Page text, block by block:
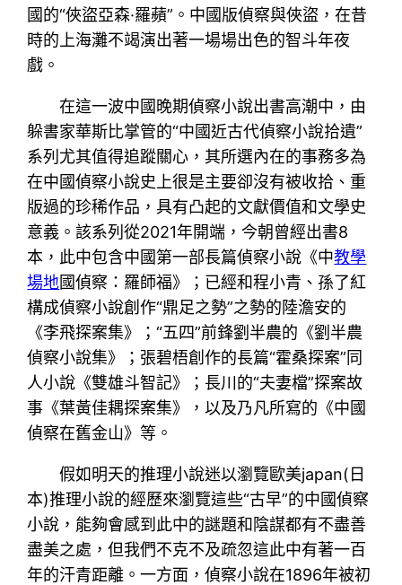
國的“俠盜亞森·羅蘋”。中國版偵察與俠盜，在昔
時的上海灘不竭演出著一場場出色的智斗年夜
戲。
在這一波中國晚期偵察小說出書高潮中，由
躲書家華斯比掌管的“中國近古代偵察小說拾遺”
系列尤其值得追蹤關心，其所選內在的事務多為
在中國偵察小說史上很是主要卻沒有被收拾、重
版過的珍稀作品，具有凸起的文獻價值和文學史
意義。該系列從2021年開端，今朝曾經出書8
本，此中包含中國第一部長篇偵察小說《中教學
場地國偵察：羅師福》；已經和程小青、孫了紅
構成偵察小說創作“鼎足之勢”之勢的陸澹安的
《李飛探案集》；“五四”前鋒劉半農的《劉半農
偵察小說集》；張碧梧創作的長篇“霍桑探案”同
人小說《雙雄斗智記》；長川的“夫妻檔”探案故
事《葉黃佳耦探案集》，以及乃凡所寫的《中國
偵察在舊金山》等。
假如明天的推理小說迷以瀏覽歐美japan(日
本)推理小說的經歷來瀏覽這些“古早”的中國偵察
小說，能夠會感到此中的謎題和陰謀都有不盡善
盡美之處，但我們不克不及疏忽這此中有著一百
年的汗青距離。一方面，偵察小說在1896年被初